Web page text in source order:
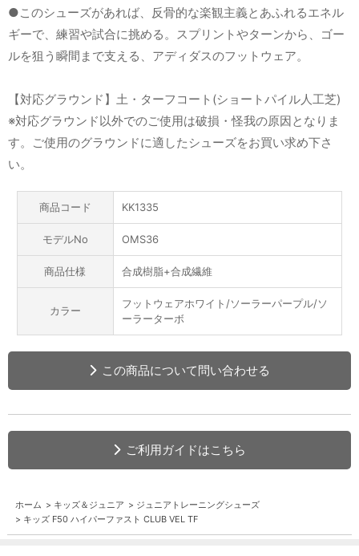
●このシューズがあれば、反骨的な楽観主義とあふれるエネル
ギーで、練習や試合に挑める。スプリントやターンから、ゴー
ルを狙う瞬間まで支える、アディダスのフットウェア。
【対応グラウンド】土・ターフコート(ショートパイル人工芝)
※対応グラウンド以外でのご使用は破損・怪我の原因となりま
す。ご使用のグラウンドに適したシューズをお買い求め下さ
い。
商品コード KK1335
モデルNo OMS36
商品仕様 合成樹脂+合成繊維
カラー
フットウェアホワイト/ソーラーパープル/ソ
ーラーターボ
この商品について問い合わせる
ご利用ガイドはこちら
ホーム > キッズ＆ジュニア > ジュニアトレーニングシューズ
> キッズ F50 ハイパーファスト CLUB VEL TF